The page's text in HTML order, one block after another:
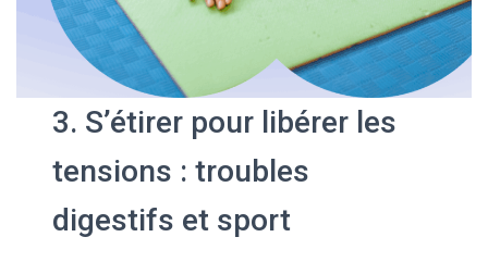
3. S’étirer pour libérer les
tensions : troubles
digestifs et sport